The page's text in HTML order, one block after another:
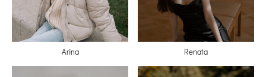
Arina Renata